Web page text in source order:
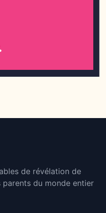
de révélation de
du monde entier